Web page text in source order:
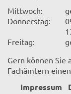
Mittwoch:
Donnerstag:
Freitag:
Gern können Sie
Fachämtern
Impressum